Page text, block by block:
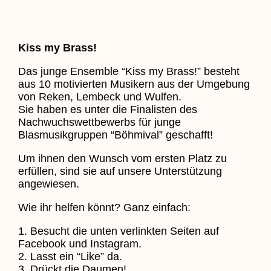
Kiss my Brass!
Das junge Ensemble “Kiss my Brass!” besteht
aus 10 motivierten Musikern aus der Umgebung
von Reken, Lembeck und Wulfen.
Sie haben es unter die Finalisten des
Nachwuchswettbewerbs für junge
Blasmusikgruppen “Böhmival” geschafft!
Um ihnen den Wunsch vom ersten Platz zu
erfüllen, sind sie auf unsere Unterstützung
angewiesen.
Wie ihr helfen könnt? Ganz einfach:
1. Besucht die unten verlinkten Seiten auf
Facebook und Instagram.
2. Lasst ein “Like” da.